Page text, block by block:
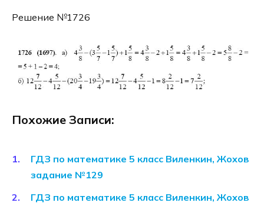
Решение №1726
Похожие Записи:
ГДЗ по математике 5 класс Виленкин, Жохов
задание №129
ГДЗ по математике 5 класс Виленкин, Жохов